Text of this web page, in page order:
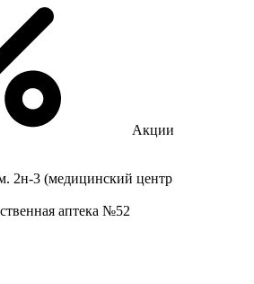
Акции
2н-3 (медицинский центр
аптека №52